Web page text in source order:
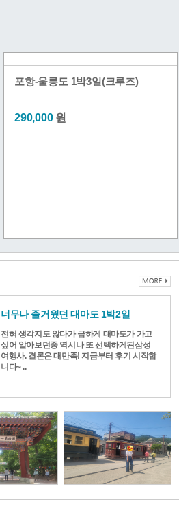
포항-울릉도 1박3일(크루즈)
290,000 원
너무나 즐거웠던 대마도 1박2일
전혀 생각지도 않다가 급하게 대마도가 가고
싶어 알아보던중 역시나 또 선택하게된삼성
여행사. 결론은 대만족! 지금부터 후기 시작합
니다~ ..